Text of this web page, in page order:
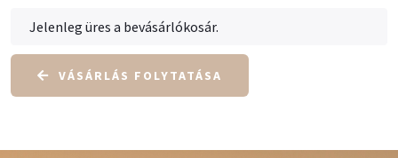
Jelenleg üres a bevásárlókosár.
VÁSÁRLÁS FOLYTATÁSA